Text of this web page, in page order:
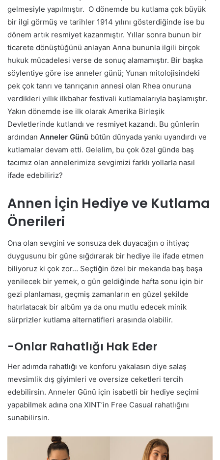
gelmesiyle yapılmıştır. O dönemde bu kutlama çok büyük
bir ilgi görmüş ve tarihler 1914 yılını gösterdiğinde ise bu
dönem artık resmiyet kazanmıştır. Yıllar sonra bunun bir
ticarete dönüştüğünü anlayan Anna bununla ilgili birçok
hukuk mücadelesi verse de sonuç alamamıştır. Bir başka
söylentiye göre ise anneler günü; Yunan mitolojisindeki
pek çok tanrı ve tanrıçanın annesi olan Rhea onuruna
verdikleri yıllık ilkbahar festivali kutlamalarıyla başlamıştır.
Yakın dönemde ise ilk olarak Amerika Birleşik
Devletlerinde kutlandı ve resmiyet kazandı. Bu günlerin
ardından Anneler Günü bütün dünyada yankı uyandırdı ve
kutlamalar devam etti. Gelelim, bu çok özel günde baş
tacımız olan annelerimize sevgimizi farklı yollarla nasıl
ifade edebiliriz?
Annen İçin Hediye ve Kutlama
Önerileri
Ona olan sevgini ve sonsuza dek duyacağın o ihtiyaç
duygusunu bir güne sığdırarak bir hediye ile ifade etmen
biliyoruz ki çok zor… Seçtiğin özel bir mekanda baş başa
yenilecek bir yemek, o gün geldiğinde hafta sonu için bir
gezi planlaması, geçmiş zamanların en güzel şekilde
hatırlatacak bir albüm ya da onu mutlu edecek minik
sürprizler kutlama alternatifleri arasında olabilir.
-Onlar Rahatlığı Hak Eder
Her adımda rahatlığı ve konforu yakalasın diye salaş
mevsimlik dış giyimleri ve oversize ceketleri tercih
edebilirsin. Anneler Günü için isabetli bir hediye seçimi
yapabilmek adına ona XINT’in Free Casual rahatlığını
sunabilirsin.